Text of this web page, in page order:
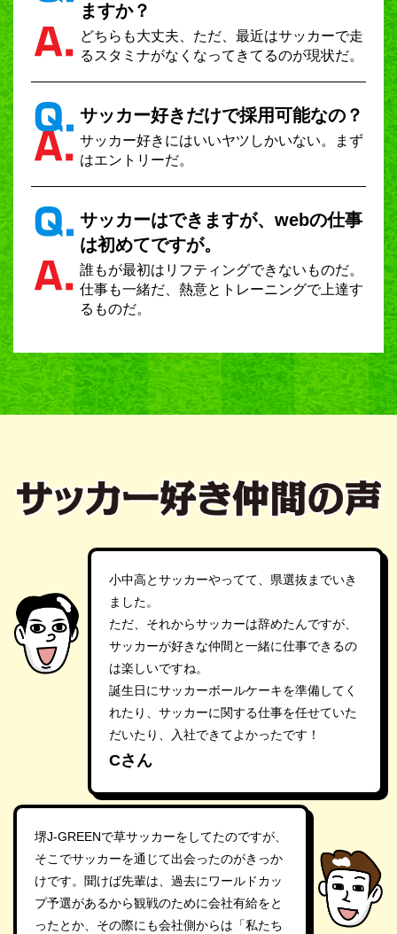
ますか？
どちらも大丈夫、ただ、最近はサッカーで走
るスタミナがなくなってきてるのが現状だ。
サッカー好きだけで採用可能なの？
サッカー好きにはいいヤツしかいない。まず
はエントリーだ。
サッカーはできますが、webの仕事
は初めてですが。
誰もが最初はリフティングできないものだ。
仕事も一緒だ、熱意とトレーニングで上達す
るものだ。
小中高とサッカーやってて、県選抜までいき
ました。
ただ、それからサッカーは辞めたんですが、
サッカーが好きな仲間と一緒に仕事できるの
は楽しいですね。
誕生日にサッカーボールケーキを準備してく
れたり、サッカーに関する仕事を任せていた
だいたり、入社できてよかったです！
Cさん
堺J-GREENで草サッカーをしてたのですが、
そこでサッカーを通じて出会ったのがきっか
けです。聞けば先輩は、過去にワールドカッ
プ予選があるから観戦のために会社有給をと
ったとか、その際にも会社側からは「私たち